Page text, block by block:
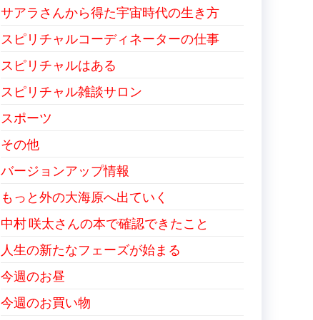
サアラさんから得た宇宙時代の生き方
スピリチャルコーディネーターの仕事
スピリチャルはある
スピリチャル雑談サロン
スポーツ
その他
バージョンアップ情報
もっと外の大海原へ出ていく
中村 咲太さんの本で確認できたこと
人生の新たなフェーズが始まる
今週のお昼
今週のお買い物